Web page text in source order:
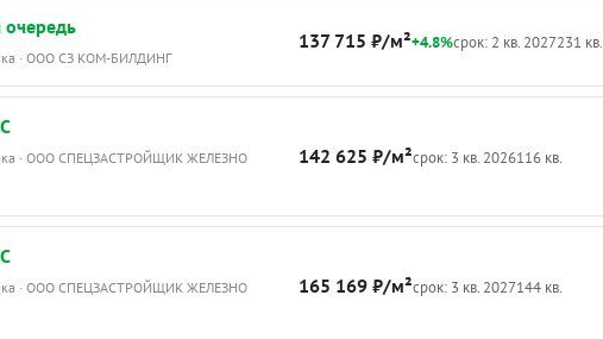
· ООО СЗ КОМ-БИЛДИНГ
137 715 ₽/м²+4.8%срок: 2 кв. 2027231 кв.
· ООО СПЕЦЗАСТРОЙЩИК ЖЕЛЕЗНО
142 625 ₽/м²срок: 3 кв. 2026116 кв.
· ООО СПЕЦЗАСТРОЙЩИК ЖЕЛЕЗНО
165 169 ₽/м²срок: 3 кв. 2027144 кв.